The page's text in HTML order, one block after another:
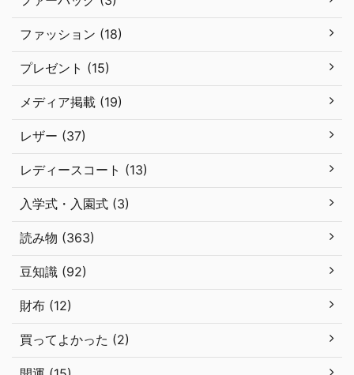
ファッション (18)
プレゼント (15)
メディア掲載 (19)
レザー (37)
レディースコート (13)
入学式・入園式 (3)
読み物 (363)
豆知識 (92)
財布 (12)
買ってよかった (2)